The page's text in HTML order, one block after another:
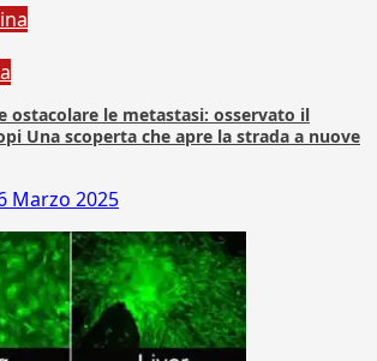
ostacolare le metastasi: osservato il
Una scoperta che apre la strada a nuove
Marzo 2025